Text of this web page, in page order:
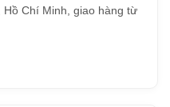
Chí Minh, giao hàng từ